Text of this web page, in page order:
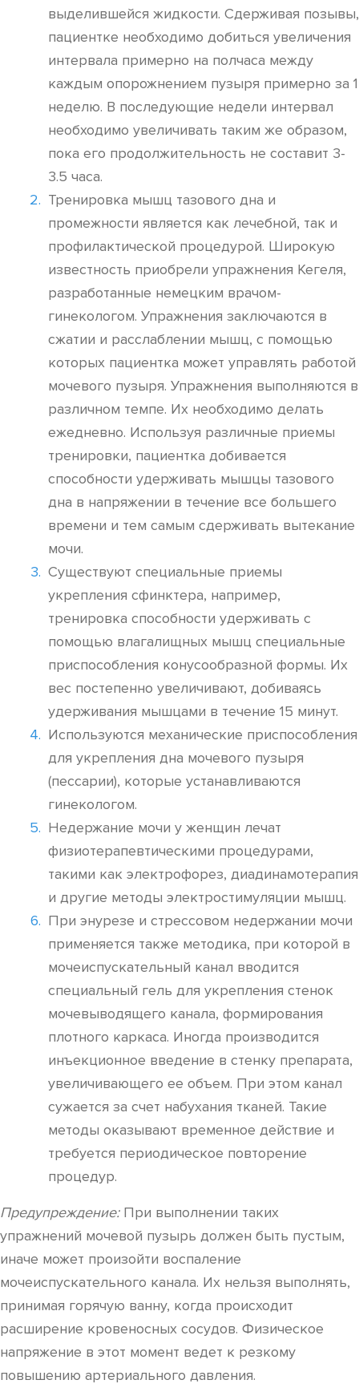
выделившейся жидкости. Сдерживая позывы,
пациентке необходимо добиться увеличения
интервала примерно на полчаса между
каждым опорожнением пузыря примерно за 1
неделю. В последующие недели интервал
необходимо увеличивать таким же образом,
пока его продолжительность не составит 3-
3.5 часа.
Тренировка мышц тазового дна и
промежности является как лечебной, так и
профилактической процедурой. Широкую
известность приобрели упражнения Кегеля,
разработанные немецким врачом-
гинекологом. Упражнения заключаются в
сжатии и расслаблении мышц, с помощью
которых пациентка может управлять работой
мочевого пузыря. Упражнения выполняются в
различном темпе. Их необходимо делать
ежедневно. Используя различные приемы
тренировки, пациентка добивается
способности удерживать мышцы тазового
дна в напряжении в течение все большего
времени и тем самым сдерживать вытекание
мочи.
Существуют специальные приемы
укрепления сфинктера, например,
тренировка способности удерживать с
помощью влагалищных мышц специальные
приспособления конусообразной формы. Их
вес постепенно увеличивают, добиваясь
удерживания мышцами в течение 15 минут.
Используются механические приспособления
для укрепления дна мочевого пузыря
(пессарии), которые устанавливаются
гинекологом.
Недержание мочи у женщин лечат
физиотерапевтическими процедурами,
такими как электрофорез, диадинамотерапия
и другие методы электростимуляции мышц.
При энурезе и стрессовом недержании мочи
применяется также методика, при которой в
мочеиспускательный канал вводится
специальный гель для укрепления стенок
мочевыводящего канала, формирования
плотного каркаса. Иногда производится
инъекционное введение в стенку препарата,
увеличивающего ее объем. При этом канал
сужается за счет набухания тканей. Такие
методы оказывают временное действие и
требуется периодическое повторение
процедур.
Предупреждение:При выполнении таких
упражнений мочевой пузырь должен быть пустым,
иначе может произойти воспаление
мочеиспускательного канала. Их нельзя выполнять,
принимая горячую ванну, когда происходит
расширение кровеносных сосудов. Физическое
напряжение в этот момент ведет к резкому
повышению артериального давления.